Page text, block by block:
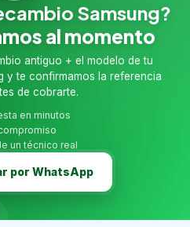
Samsung?
al momento
antiguo + el modelo de tu
y te confirmamos la referencia
de cobrarte.
en minutos
un técnico real
por WhatsApp